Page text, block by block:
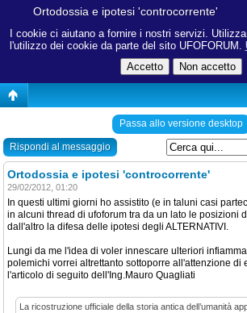
I cookie ci aiutano a fornire i nostri servizi.
l'utilizzo dei cookie da parte del sito UFOFORUM.
Ortodossia e ipotesi 'controcorrente'
Passa allo versione desktop
Rispondi al messaggio
Ortodossia e ipotesi 'controcorrente'
29/02/2012, 01:20
In questi ultimi giorni ho assistito (e in taluni casi
in alcuni thread di ufoforum tra da un lato le posizioni
dall'altro la difesa delle ipotesi degli ALTERNATIVI.
Lungi da me l'idea di voler innescare ulteriori
polemichi vorrei altrettanto sottoporre all'attenzione di
l'articolo di seguito dell'Ing.Mauro Quagliati
La ricostruzione ufficiale della storia antica dell’umanità